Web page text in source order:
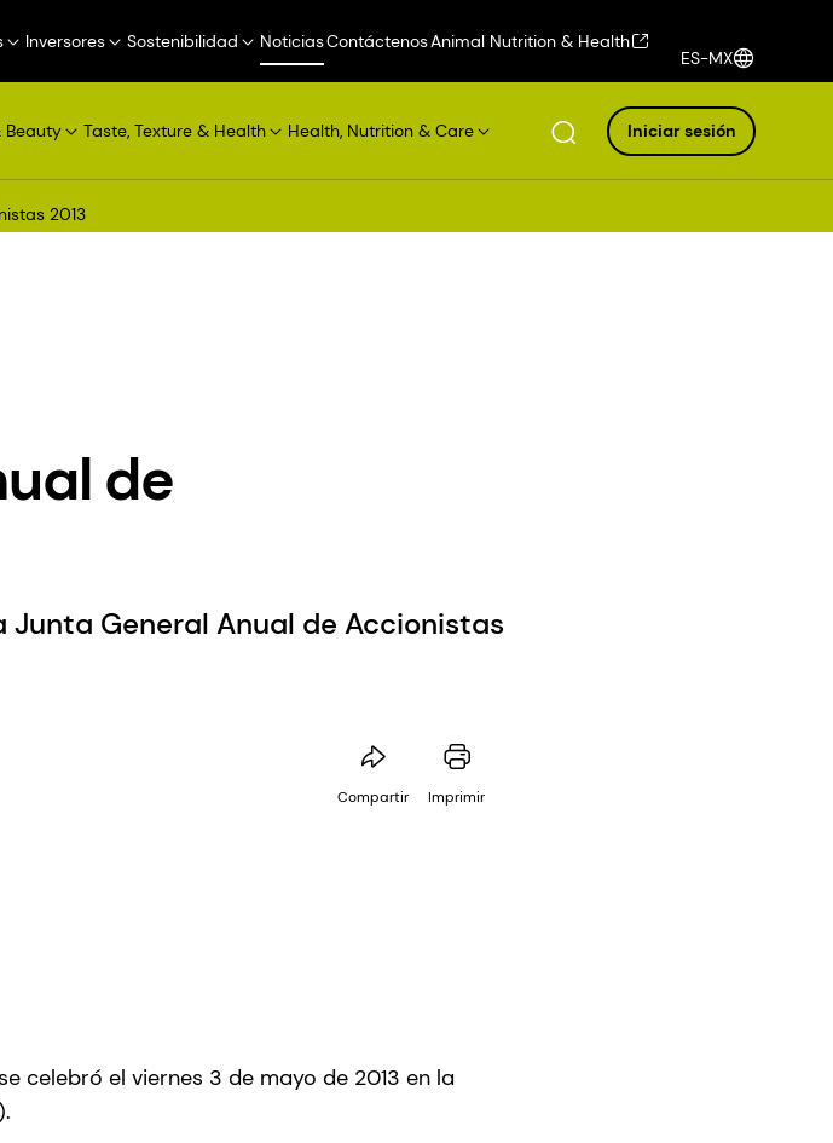
Inversores Sostenibilidad NoticiasContáctenosAnimal Nutrition & Health
ES-MX
Beauty Taste, Texture & Health Health, Nutrition & Care Iniciar sesión
2013
de
Junta General Anual de Accionistas
Compartir Imprimir
celebró el viernes 3 de mayo de 2013 en la